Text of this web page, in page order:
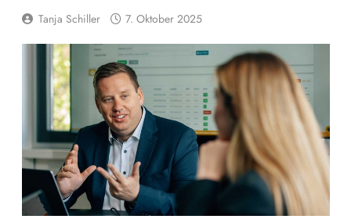
Tanja Schiller 7. Oktober 2025